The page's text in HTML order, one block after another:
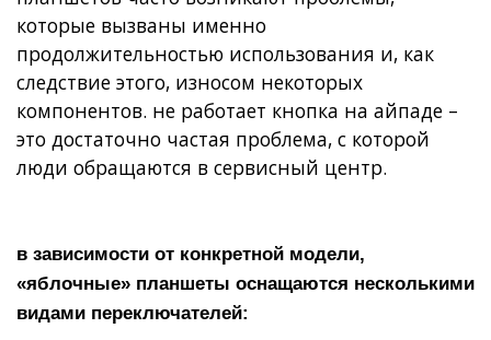
которые вызваны именно
продолжительностью использования и, как
следствие этого, износом некоторых
компонентов. не работает кнопка на айпаде –
это достаточно частая проблема, с которой
люди обращаются в сервисный центр.
в зависимости от конкретной модели,
«яблочные» планшеты оснащаются несколькими
видами переключателей: